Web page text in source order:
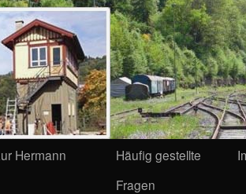
Hermann
Häufig gestellte
Fragen